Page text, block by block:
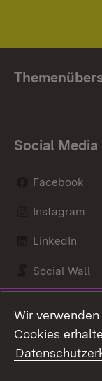
Social Media
Facebook
Instagram
LinkedIn
Social Wall
Kontakt
Wir
Cookies